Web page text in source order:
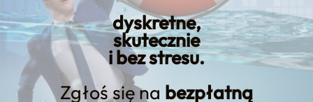
dyskretne,
skutecznie
i bez stresu.
Zgłoś się na bezpłatną
KREDYT123.PL – OFERTA SPRZEDAŻOWA
upadłość konsumencka
od kiedy obowiązuje